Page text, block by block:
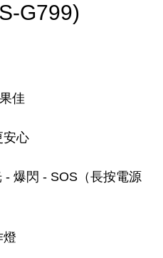
G799)
佳
安心
- 爆閃 - SOS（長按電源
燈